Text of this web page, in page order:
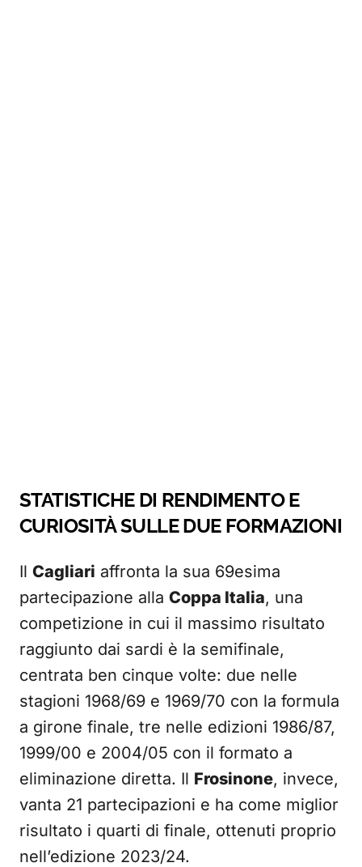
STATISTICHE DI RENDIMENTO E
CURIOSITÀ SULLE DUE FORMAZIONI
Il Cagliari affronta la sua 69esima
partecipazione alla Coppa Italia, una
competizione in cui il massimo risultato
raggiunto dai sardi è la semifinale,
centrata ben cinque volte: due nelle
stagioni 1968/69 e 1969/70 con la formula
a girone finale, tre nelle edizioni 1986/87,
1999/00 e 2004/05 con il formato a
eliminazione diretta. Il Frosinone, invece,
vanta 21 partecipazioni e ha come miglior
risultato i quarti di finale, ottenuti proprio
nell’edizione 2023/24.